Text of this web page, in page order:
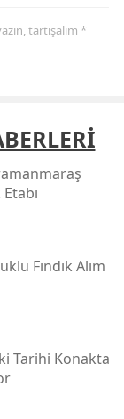
tartışalım *
Fındık Alım
Tarihi Konakta